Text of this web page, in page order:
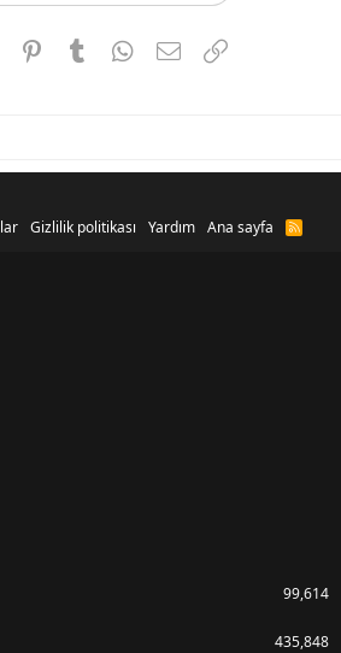
PinterestTumblrWhatsApp
E-postaLink
Gizlilik politikası Yardım Ana sayfa
R
99,614
435,848